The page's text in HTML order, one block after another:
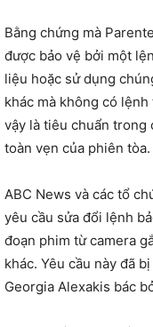
Bằng chứng mà
được bảo vệ bởi một
liệu hoặc sử dụng
khác mà không có
vậy là tiêu chuẩn trong
toàn vẹn của phiên tòa.
ABC News và các tổ
yêu cầu sửa đổi lệnh
đoạn phim từ camera
khác. Yêu cầu này đã
Georgia Alexakis bác